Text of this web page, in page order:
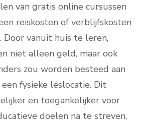
van gratis online cursussen
reiskosten of verblijfskosten
Door vanuit huis te leren,
niet alleen geld, maar ook
zou worden besteed aan
fysieke leslocatie. Dit
en toegankelijker voor
doelen na te streven,